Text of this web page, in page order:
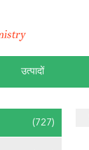
उत्पादों
(727)